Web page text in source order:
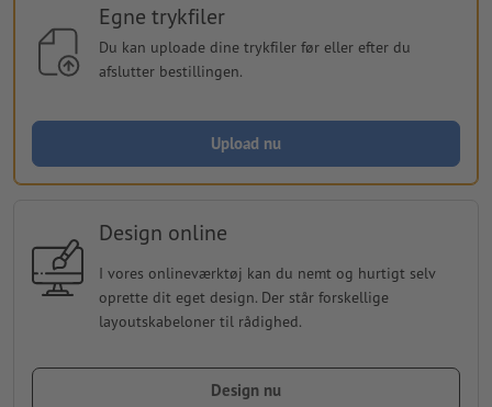
Egne trykfiler
Du kan uploade dine trykfiler før eller efter du
afslutter bestillingen.
Upload nu
Design online
I vores onlineværktøj kan du nemt og hurtigt selv
oprette dit eget design. Der står forskellige
layoutskabeloner til rådighed.
Design nu